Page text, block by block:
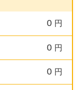
0 円
0 円
0 円